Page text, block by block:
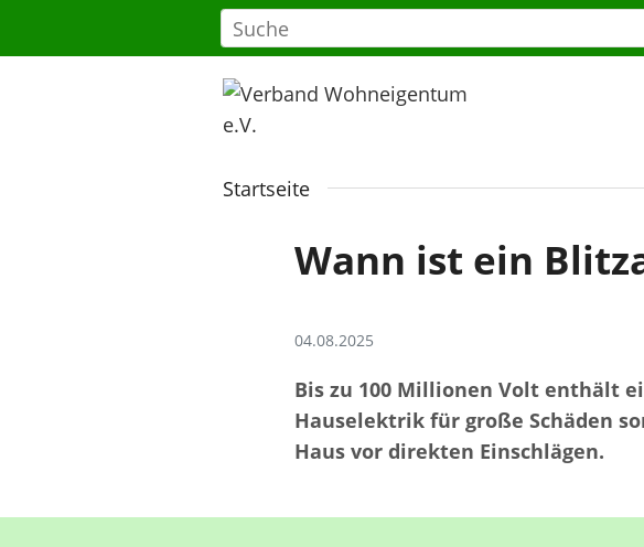
Startseite
Wann ist ein
04.08.2025
Bis zu 100 Millionen Volt enthält
Hauselektrik für große Schäden
Haus vor direkten Einschlägen.